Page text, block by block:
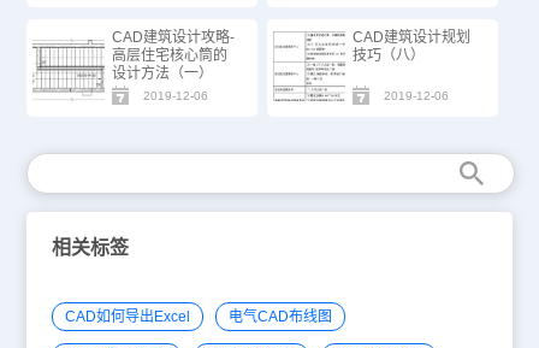
CAD建筑设计攻略-
高层住宅核心筒的
设计方法（一）
2019-12-06
CAD建筑设计规划
技巧（八）
2019-12-06
相关标签
CAD如何导出Excel 电气CAD布线图